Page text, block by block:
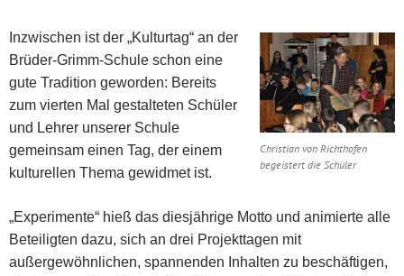
Christian von Richthofen
begeistert die Schüler
Inzwischen ist der „Kulturtag“ an der
Brüder-Grimm-Schule schon eine
gute Tradition geworden: Bereits
zum vierten Mal gestalteten Schüler
und Lehrer unserer Schule
gemeinsam einen Tag, der einem
kulturellen Thema gewidmet ist.
„Experimente“ hieß das diesjährige Motto und animierte alle
Beteiligten dazu, sich an drei Projekttagen mit
außergewöhnlichen, spannenden Inhalten zu beschäftigen,